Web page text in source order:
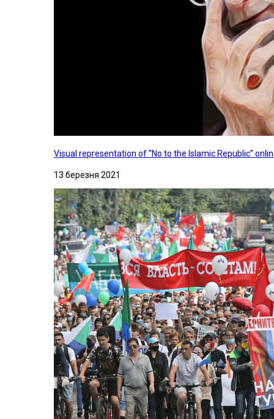
Visual representation of "No to the Islamic Republic”
13 березня 2021